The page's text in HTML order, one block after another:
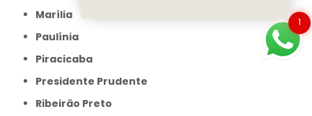
Marília
Paulínia
Piracicaba
Presidente Prudente
Ribeirão Preto
1